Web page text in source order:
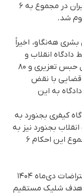
توسط دستگاه قضایی جمهوری اسلامی ایران در مجموع به ۶
هه‌نگاو، اخیراً
دادگاه انقلاب و
دادگاه کیفری بجنورد در مجموع به ۶ سال حبس تعزیری و ۸۰
با نقض
به این
کیفری بجنورد به
انقلاب بجنورد نیز به
چند سال زندان محکوم شده است که مجموع این احکام ۶
مهدی آقای پاک‌مهر، ۴۱ ساله، در جریان اعتراضات دی‌ماه ۱۴۰۴
هدف شلیک مستقیم